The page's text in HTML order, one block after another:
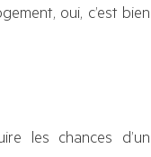
oui, c’est bien
les chances d’un